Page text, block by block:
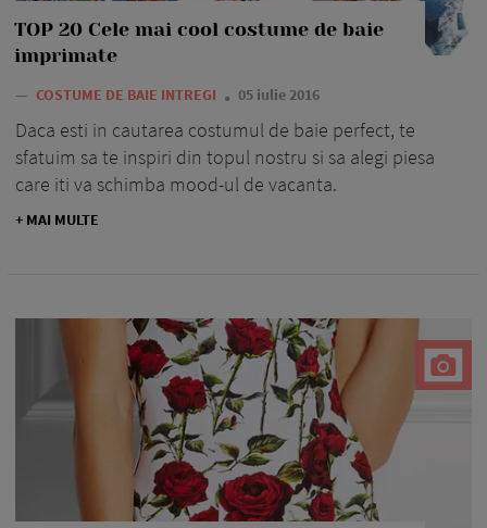
TOP 20 Cele mai cool costume de baie
imprimate
— COSTUME DE BAIE INTREGI 05 iulie 2016
Daca esti in cautarea costumul de baie perfect, te
sfatuim sa te inspiri din topul nostru si sa alegi piesa
care iti va schimba mood-ul de vacanta.
+ MAI MULTE